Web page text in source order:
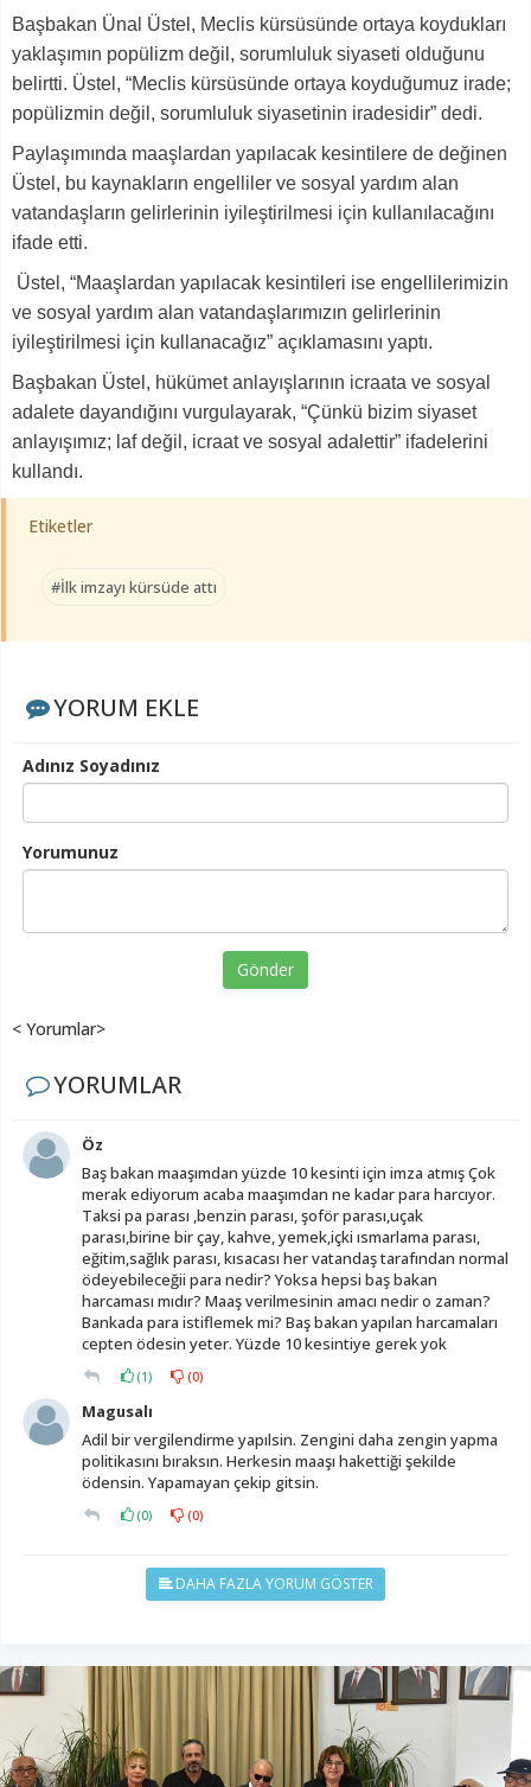
Başbakan Ünal Üstel, Meclis kürsüsünde ortaya koydukları
yaklaşımın popülizm değil, sorumluluk siyaseti olduğunu
belirtti. Üstel, “Meclis kürsüsünde ortaya koyduğumuz irade;
popülizmin değil, sorumluluk siyasetinin iradesidir” dedi.
Paylaşımında maaşlardan yapılacak kesintilere de değinen
Üstel, bu kaynakların engelliler ve sosyal yardım alan
vatandaşların gelirlerinin iyileştirilmesi için kullanılacağını
ifade etti.
Üstel, “Maaşlardan yapılacak kesintileri ise engellilerimizin
ve sosyal yardım alan vatandaşlarımızın gelirlerinin
iyileştirilmesi için kullanacağız” açıklamasını yaptı.
Başbakan Üstel, hükümet anlayışlarının icraata ve sosyal
adalete dayandığını vurgulayarak, “Çünkü bizim siyaset
anlayışımız; laf değil, icraat ve sosyal adalettir” ifadelerini
kullandı.
Etiketler
#İlk imzayı kürsüde attı
YORUM EKLE
Adınız Soyadınız
Yorumunuz
Gönder
< Yorumlar>
YORUMLAR
Öz
Baş bakan maaşımdan yüzde 10 kesinti için imza atmış Çok
merak ediyorum acaba maaşımdan ne kadar para harcıyor.
Taksi pa parası ,benzin parası, şoför parası,uçak
parası,birine bir çay, kahve, yemek,içki ısmarlama parası,
eğitim,sağlık parası, kısacası her vatandaş tarafından normal
ödeyebileceğii para nedir? Yoksa hepsi baş bakan
harcaması mıdır? Maaş verilmesinin amacı nedir o zaman?
Bankada para istiflemek mi? Baş bakan yapılan harcamaları
cepten ödesin yeter. Yüzde 10 kesintiye gerek yok
(1) (0)
Magusalı
Adil bir vergilendirme yapılsin. Zengini daha zengin yapma
politikasını bıraksın. Herkesin maaşı hakettiği şekilde
ödensin. Yapamayan çekip gitsin.
(0) (0)
DAHA FAZLA YORUM GÖSTER